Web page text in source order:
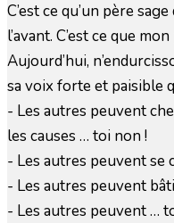
C’est ce qu’un père
l’avant. C’est ce que
Aujourd’hui,
sa voix forte et paisible
- Les autres peuvent
les causes … toi non !
- Les autres peuvent se
- Les autres peuvent
- Les autres peuvent …